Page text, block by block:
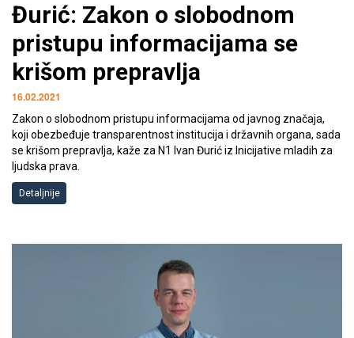
Đurić: Zakon o slobodnom
pristupu informacijama se
krišom prepravlja
16.02.2021
Zakon o slobodnom pristupu informacijama od javnog značaja,
koji obezbeđuje transparentnost institucija i državnih organa, sada
se krišom prepravlja, kaže za N1 Ivan Đurić iz Inicijative mladih za
ljudska prava.
Detaljnije